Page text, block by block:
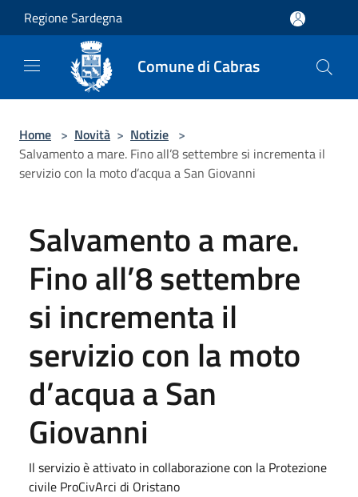
Salta al contenuto principale
Regione Sardegna
Comune di Cabras
Home > Novità > Notizie >
Salvamento a mare. Fino all’8 settembre si incrementa il
servizio con la moto d’acqua a San Giovanni
Salvamento a mare.
Fino all’8 settembre
si incrementa il
servizio con la moto
d’acqua a San
Giovanni
Il servizio è attivato in collaborazione con la Protezione
civile ProCivArci di Oristano